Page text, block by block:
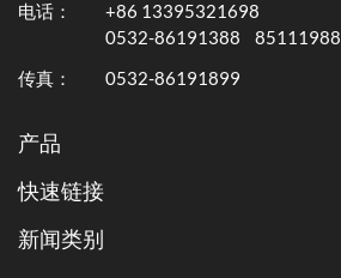
电话：
+86 13395321698
0532-86191388
85111988
传真：
0532-86191899
产品
快速链接
新闻类别